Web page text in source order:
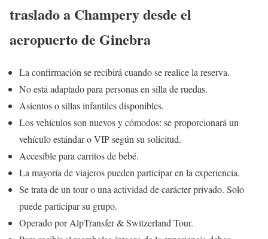
traslado a Champery desde el
aeropuerto de Ginebra
La confirmación se recibirá cuando se realice la reserva.
No está adaptado para personas en silla de ruedas.
Asientos o sillas infantiles disponibles.
Los vehículos son nuevos y cómodos: se proporcionará un
vehículo estándar o VIP según su solicitud.
Accesible para carritos de bebé.
La mayoría de viajeros pueden participar en la experiencia.
Se trata de un tour o una actividad de carácter privado. Solo
puede participar su grupo.
Operado por AlpTransfer & Switzerland Tour.